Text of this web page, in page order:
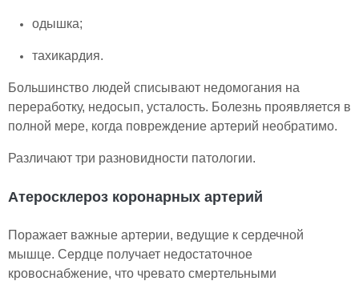
одышка;
тахикардия.
Большинство людей списывают недомогания на
переработку, недосып, усталость. Болезнь проявляется в
полной мере, когда повреждение артерий необратимо.
Различают три разновидности патологии.
Атеросклероз коронарных артерий
Поражает важные артерии, ведущие к сердечной
мышце. Сердце получает недостаточное
кровоснабжение, что чревато смертельными